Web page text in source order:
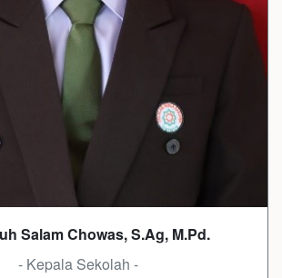
Salam Chowas, S.Ag, M.Pd.
- Kepala Sekolah -